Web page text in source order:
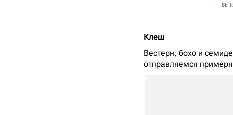
Клеш
Вестерн, бохо и
отправляемся